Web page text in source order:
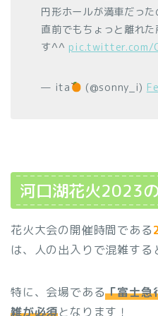
円形ホールが満車だっ
直前でもちょっと離れ
す^^ pic.twitter.com/
— ita (@sonny_i)
河口湖花火2023
花火大会の開催時間である
は、人の出入りで混雑する
特に、会場である「富士急
雑が必須となります！